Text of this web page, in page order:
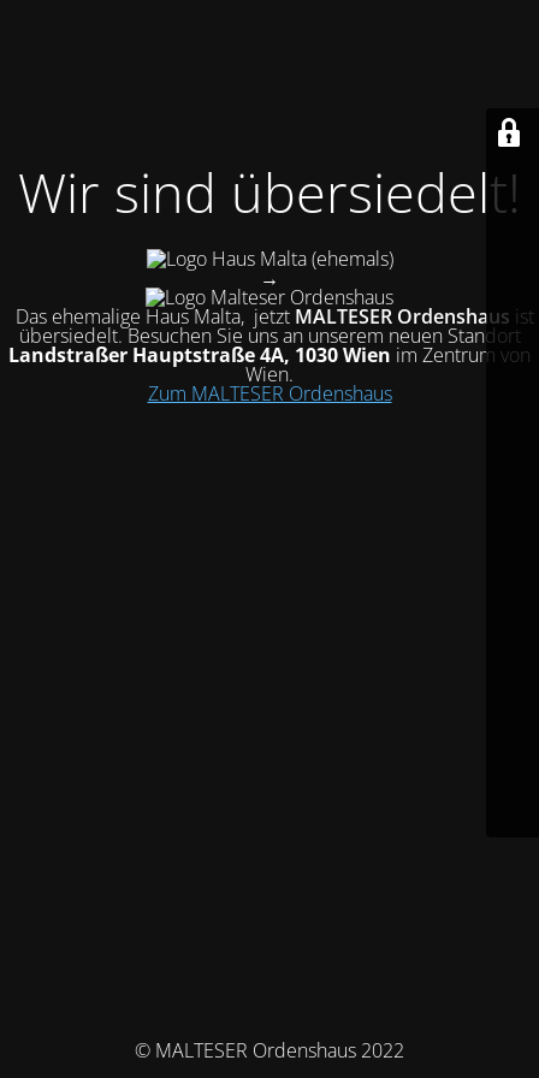
Wir sind übersiedelt!
(ehemals)
→
Das ehemalige Haus Malta, jetzt MALTESER Ordenshaus ist
übersiedelt. Besuchen Sie uns an unserem neuen Standort
Landstraßer Hauptstraße 4A, 1030 Wien im Zentrum von
Wien.
Zum MALTESER Ordenshaus
© MALTESER Ordenshaus 2022